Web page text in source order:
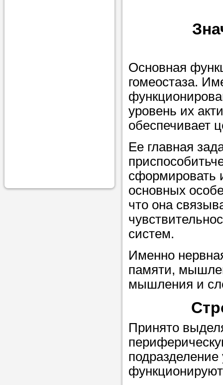
вопросам
Больше не
голову, к
помощью -
Nado5.ru!
Наши
помогут
репетитора
Совет 1.
достаточно
нам, и
репетитора,
максимально
ваши
Основная
гомеостаза.
уровень их
обеспечивает
Ее главная
сформировать
основных
что она
систем.
Именно
памяти,
мышления и
Принято
подразделение